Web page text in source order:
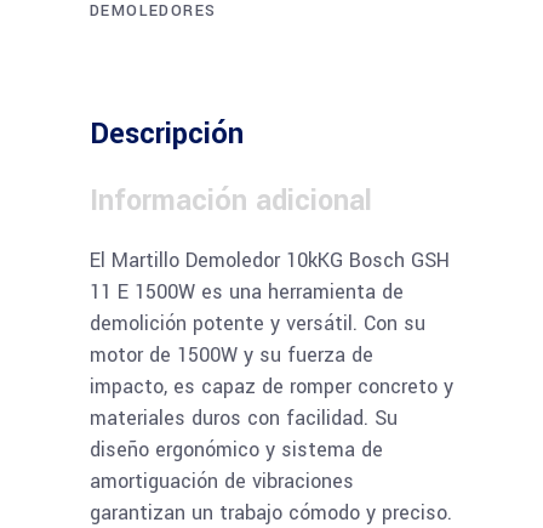
DEMOLEDORES
Descripción
Información adicional
El Martillo Demoledor 10kKG Bosch GSH
11 E 1500W es una herramienta de
demolición potente y versátil. Con su
motor de 1500W y su fuerza de
impacto, es capaz de romper concreto y
materiales duros con facilidad. Su
diseño ergonómico y sistema de
amortiguación de vibraciones
garantizan un trabajo cómodo y preciso.